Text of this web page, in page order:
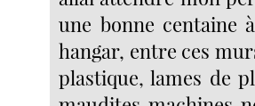
une bonne centaine
hangar, entre ces
plastique, lames de